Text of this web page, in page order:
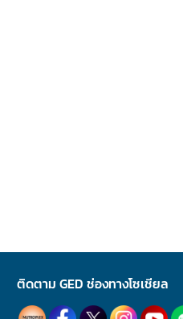
ติดตาม GED ช่องทางโซเชียล